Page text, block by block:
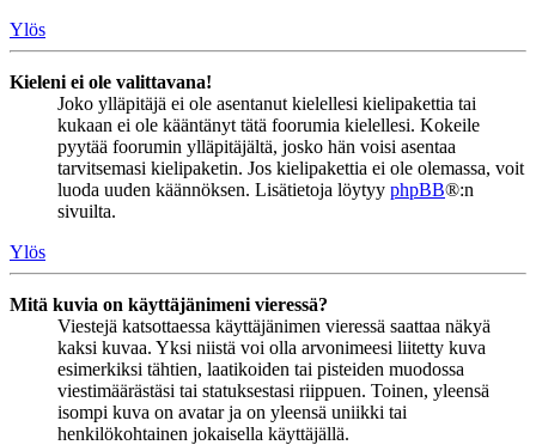
Ylös
Kieleni ei ole valittavana!
Joko ylläpitäjä ei ole asentanut kielellesi kielipakettia tai
kukaan ei ole kääntänyt tätä foorumia kielellesi. Kokeile
pyytää foorumin ylläpitäjältä, josko hän voisi asentaa
tarvitsemasi kielipaketin. Jos kielipakettia ei ole olemassa, voit
luoda uuden käännöksen. Lisätietoja löytyy phpBB®:n
sivuilta.
Ylös
Mitä kuvia on käyttäjänimeni vieressä?
Viestejä katsottaessa käyttäjänimen vieressä saattaa näkyä
kaksi kuvaa. Yksi niistä voi olla arvonimeesi liitetty kuva
esimerkiksi tähtien, laatikoiden tai pisteiden muodossa
viestimäärästäsi tai statuksestasi riippuen. Toinen, yleensä
isompi kuva on avatar ja on yleensä uniikki tai
henkilökohtainen jokaisella käyttäjällä.